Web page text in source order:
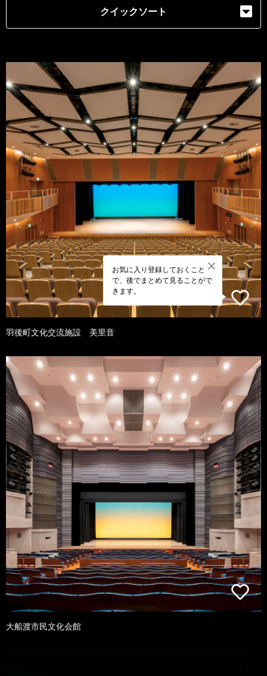
クイックソート
お気に入り登録しておくこと
で、後でまとめて見ることがで
きます。
羽後町文化交流施設 美里音
大船渡市民文化会館